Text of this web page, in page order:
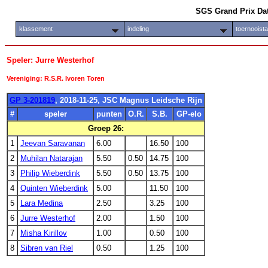
SGS Grand Prix
klassement indeling
Speler: Jurre Westerhof
Vereniging: R.S.R. Ivoren Toren
GP 3-201819, 2018-11-25, JSC Magnus Leidsche Rijn
#
speler punten O.R. S.B.
GP-elo
Groep 26:
1
Jeevan Saravanan 6.00 16.50
100
2
Muhilan Natarajan 5.50 0.50 14.75
100
3
Philip Wieberdink 5.50 0.50 13.75
100
4
Quinten Wieberdink 5.00 11.50
100
5
Lara Medina 2.50 3.25
100
6
Jurre Westerhof 2.00 1.50
100
7
Misha Kirillov 1.00 0.50
100
8
Sibren van Riel 0.50 1.25 100